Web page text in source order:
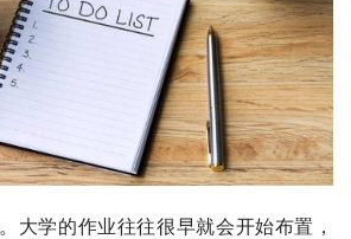
。大学的作业往往很早就会开始布置，